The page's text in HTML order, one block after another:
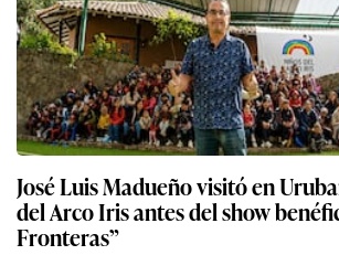
José Luis Madueño visitó en
del Arco Iris antes del show
Fronteras”